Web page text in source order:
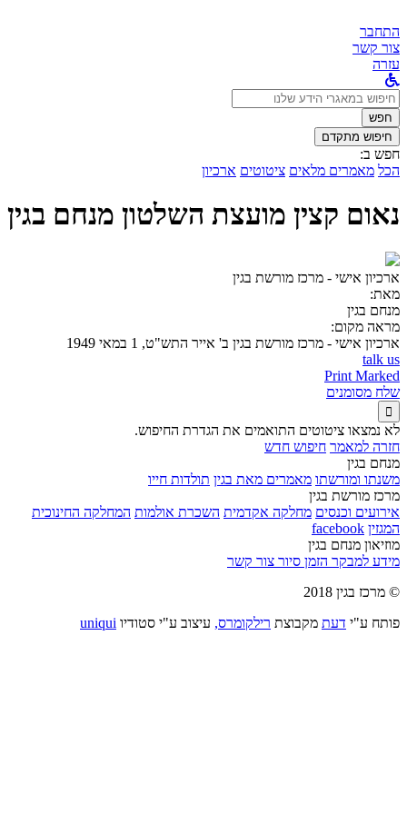
התחבר
צור קשר
עזרה
לחפש
ב:חפש
חיפוש מתקדם
חפש ב:
הכל מאמרים מלאים ציטוטים ארכיון
נאום קצין מועצת השלטון מנחם בגין
ארכיון אישי - מרכז מורשת בגין
מאת:
מנחם בגין
מראה מקום:
ארכיון אישי - מרכז מורשת בגין ב' אייר התש"ט, 1 במאי 1949
talk us
Print Marked
שלח מסומנים

לא נמצאו ציטוטים התואמים את הגדרת החיפוש.
חזרה למאמר חיפוש חדש
מנחם בגין
משנתו ומורשתו מאמרים מאת בגין תולדות חייו
מרכז מורשת בגין
אירועים וכנסים מחלקה אקדמית השכרת אולמות המחלקה החינוכית
המגזין facebook
מוזיאון מנחם בגין
מידע למבקר הזמן סיור צור קשר
© מרכז בגין 2018
פותח ע"י דעת מקבוצת רילקומרס, עיצוב ע"י סטודיו uniqui